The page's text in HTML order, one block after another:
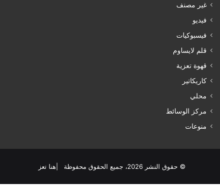
غير مصنف
فيديو
فيسبوكيات
قلم لايساوم
قهوة تعزية
كاريكاتير
محلي
مركز الوسائط
منوعات
© حقوق النشر 2026، جميع الحقوق محفوظة |هنا تعز